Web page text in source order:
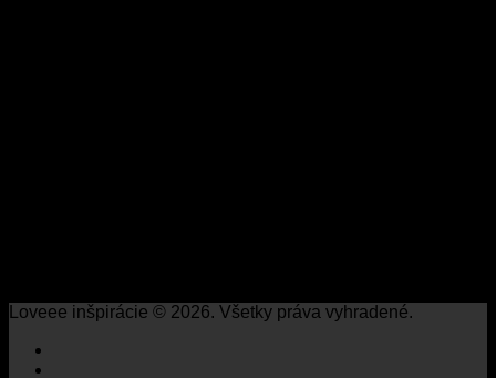
Loveee inšpirácie © 2026. Všetky práva vyhradené.